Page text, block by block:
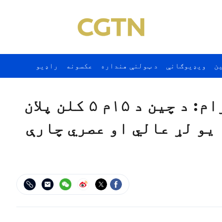
ويډيوګانې د ټولنې هنداره عکسونه راډيو
د ډيجيټل چين ۱۷۷م پروګرام: د چين د ۱۵م ۵ کلن پلان
لړ عالي او عصري چارې